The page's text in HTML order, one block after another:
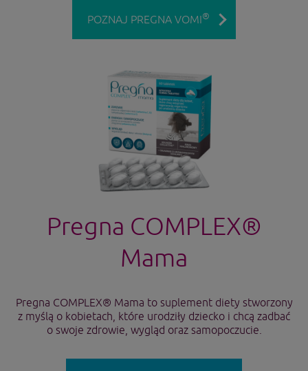
POZNAJ PREGNA VOMI®
Pregna COMPLEX®
Mama
Pregna COMPLEX® Mama to suplement diety stworzony
z myślą o kobietach, które urodziły dziecko i chcą zadbać
o swoje zdrowie, wygląd oraz samopoczucie.